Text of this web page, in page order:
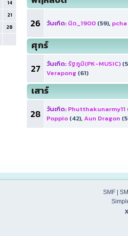
14
21
28
26
วันเกิด: นิด_1900 (59), pcha
ศุกร์
27
วันเกิด: รัฐภูมิ(PK-MUSIC)
Verapong (61)
เสาร์
28
วันเกิด: Phutthakunarmy11
Poppio (42),Aun Dragon
SMF|